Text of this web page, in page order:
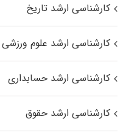
کارشناسی ارشد تاریخ
کارشناسی ارشد علوم ورزشی
کارشناسی ارشد حسابداری
کارشناسی ارشد حقوق